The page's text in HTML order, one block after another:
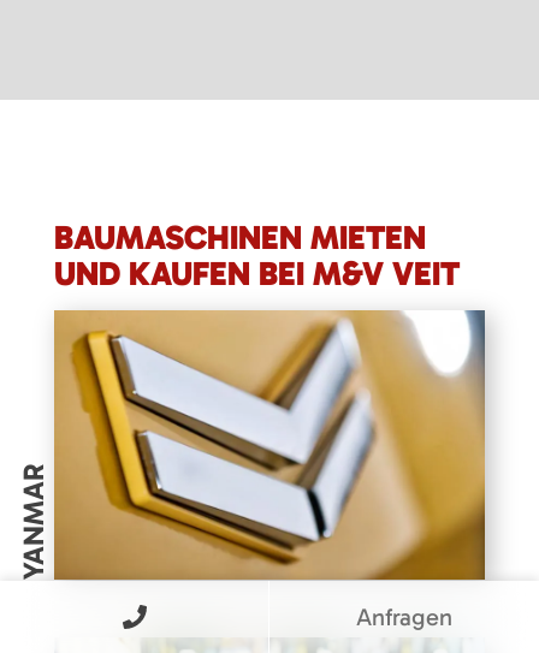
BAUMASCHINEN MIETEN
UND KAUFEN BEI M&V VEIT
YANMAR
Anfragen